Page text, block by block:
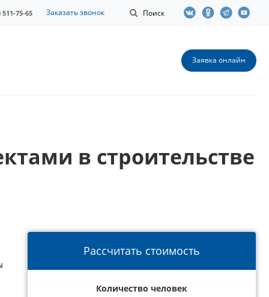
Поиск
511-75-65 Заказать звонок
Заявка онлайн
в строительстве
Рассчитать стоимость
Количество человек